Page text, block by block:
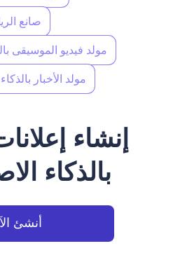
صانع الريلز
مولد فيديو الموسيقى
مولد الأخبار
إنشاء
بالذكاء
أنشئ الآن